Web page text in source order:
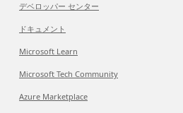
デベロッパー センター
ドキュメント
Microsoft Learn
Microsoft Tech Community
Azure Marketplace